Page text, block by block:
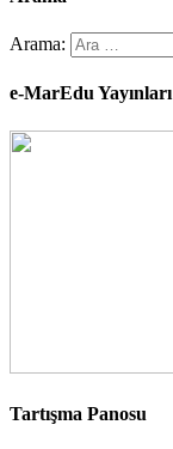
Arama:
e-MarEdu Yayınları
Tartışma Panosu